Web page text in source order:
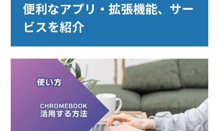
便利なアプリ・拡張機能、サー
ビスを紹介